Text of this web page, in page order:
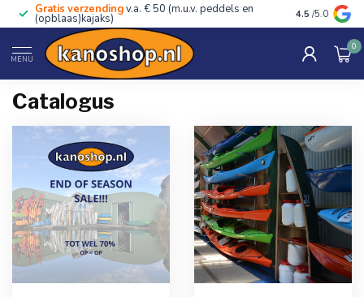
Gratis verzendingv.a. € 50 (m.u.v. peddels en
(opblaas)kajaks) Advies van
4.5 /5.0
MENU
0
Home / Catalogus
Catalogus